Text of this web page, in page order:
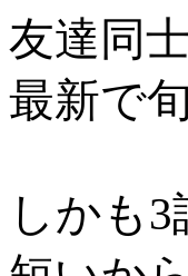
友達同
最新で
しかも